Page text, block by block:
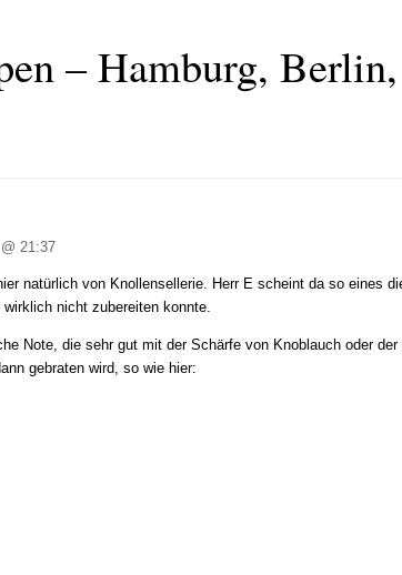
– Hamburg,
21:37
natürlich von Knollensellerie. Herr E scheint da so eines
nicht zubereiten konnte.
Note, die sehr gut mit der Schärfe von Knoblauch oder
gebraten wird, so wie hier: